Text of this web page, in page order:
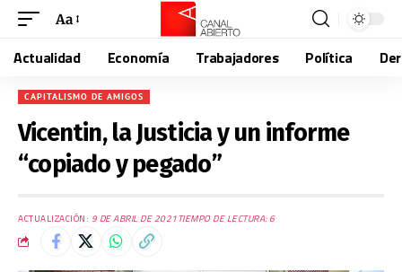
Aa
Actualidad Economía Trabajadores Política
CAPITALISMO DE AMIGOS
Vicentin, la Justicia y un informe
“copiado y pegado”
ACTUALIZACIÓN: 9 DE ABRIL DE 2021TIEMPO DE LECTURA: 6